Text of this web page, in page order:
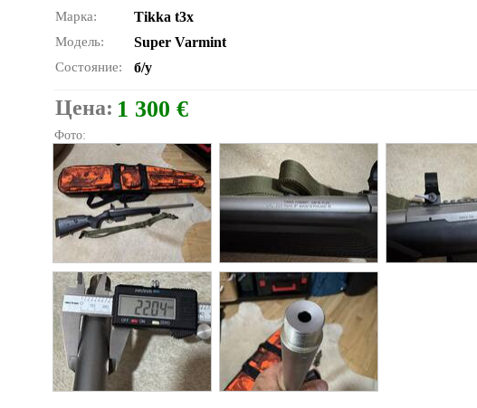
Марка: Tikka t3x
Модель: Super Varmint
Состояние: б/у
Цена: 1 300 €
Фото: